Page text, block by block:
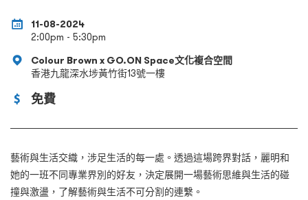
11-08-2024
2:00pm - 5:30pm
Colour Brown x GO.ON Space文化複合空間
香港九龍深水埗黃竹街13號一樓
免費
藝術與生活交織，涉足生活的每一處。透過這場跨界對話，麗明和
她的一班不同專業界別的好友，決定展開一場藝術思維與生活的碰
撞與激盪，了解藝術與生活不可分割的連繫。​